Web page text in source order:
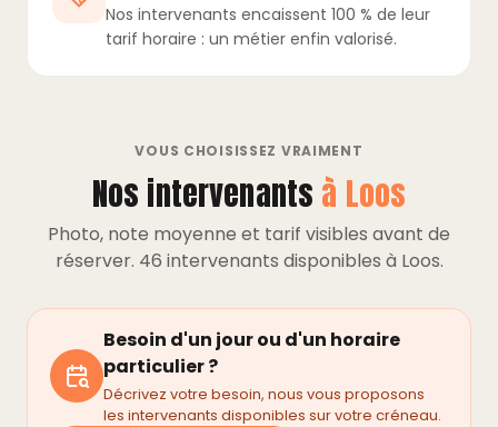
Nos intervenants encaissent 100 % de leur
tarif horaire : un métier enfin valorisé.
VOUS CHOISISSEZ VRAIMENT
Nos intervenants à Loos
Photo, note moyenne et tarif visibles avant de
réserver. 46 intervenants disponibles à Loos.
Besoin d'un jour ou d'un horaire
particulier ?
Décrivez votre besoin, nous vous proposons
les intervenants disponibles sur votre créneau.